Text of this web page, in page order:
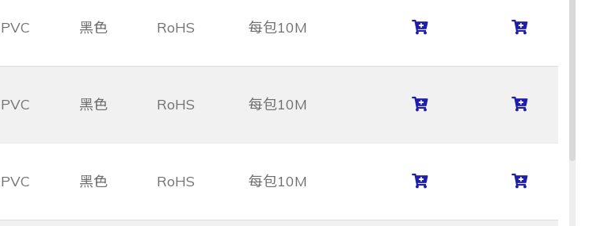
PVC 黑色 RoHS 每包10M
PVC 黑色 RoHS 每包10M
PVC 黑色 RoHS 每包10M